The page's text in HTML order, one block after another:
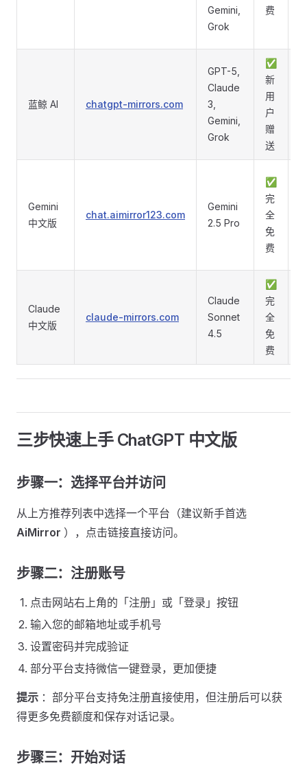
Gemini,
Grok
费
蓝鲸 AI chatgpt-mirrors.com
GPT-5,
Claude
3,
Gemini,
Grok
✅
新
用
户
赠
送
Gemini
中文版
chat.aimirror123.com
Gemini
2.5 Pro
✅
完
全
免
费
Claude
中文版
claude-mirrors.com
Claude
Sonnet
4.5
✅
完
全
免
费
三步快速上手 ChatGPT 中文版 ​
步骤一：选择平台并访问 ​
从上方推荐列表中选择一个平台（建议新手首选
AiMirror ），点击链接直接访问。
步骤二：注册账号 ​
点击网站右上角的「注册」或「登录」按钮
输入您的邮箱地址或手机号
设置密码并完成验证
部分平台支持微信一键登录，更加便捷
提示 ：部分平台支持免注册直接使用，但注册后可以获
得更多免费额度和保存对话记录。
步骤三：开始对话 ​